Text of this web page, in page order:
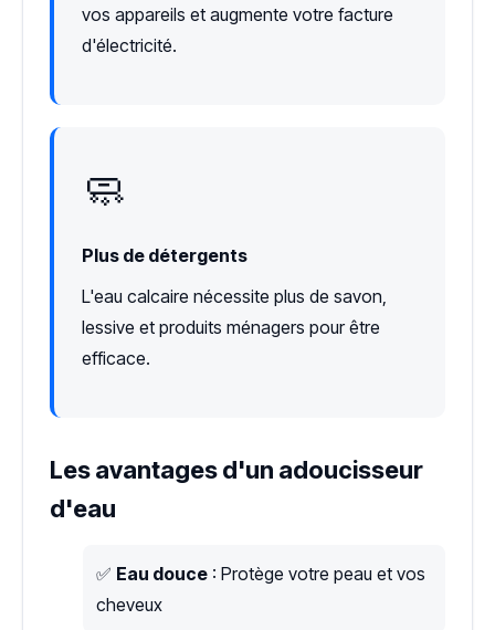
vos appareils et augmente votre facture
d'électricité.
🧼
Plus de détergents
L'eau calcaire nécessite plus de savon,
lessive et produits ménagers pour être
efficace.
Les avantages d'un adoucisseur
d'eau
✅ Eau douce : Protège votre peau et vos
cheveux